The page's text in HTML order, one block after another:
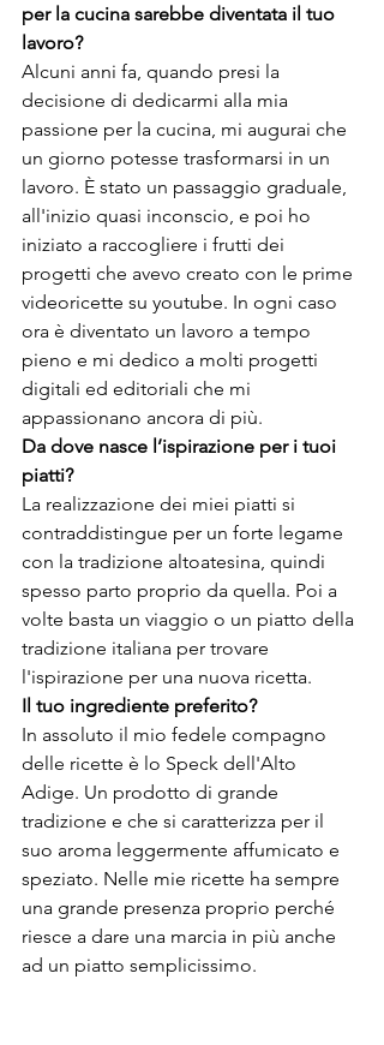
per la cucina sarebbe diventata il tuo
lavoro?
Alcuni anni fa, quando presi la
decisione di dedicarmi alla mia
passione per la cucina, mi augurai che
un giorno potesse trasformarsi in un
lavoro. È stato un passaggio graduale,
all'inizio quasi inconscio, e poi ho
iniziato a raccogliere i frutti dei
progetti che avevo creato con le prime
videoricette su youtube. In ogni caso
ora è diventato un lavoro a tempo
pieno e mi dedico a molti progetti
digitali ed editoriali che mi
appassionano ancora di più.
Da dove nasce l’ispirazione per i tuoi
piatti?
La realizzazione dei miei piatti si
contraddistingue per un forte legame
con la tradizione altoatesina, quindi
spesso parto proprio da quella. Poi a
volte basta un viaggio o un piatto della
tradizione italiana per trovare
l'ispirazione per una nuova ricetta.
Il tuo ingrediente preferito?
In assoluto il mio fedele compagno
delle ricette è lo Speck dell'Alto
Adige. Un prodotto di grande
tradizione e che si caratterizza per il
suo aroma leggermente affumicato e
speziato. Nelle mie ricette ha sempre
una grande presenza proprio perché
riesce a dare una marcia in più anche
ad un piatto semplicissimo.